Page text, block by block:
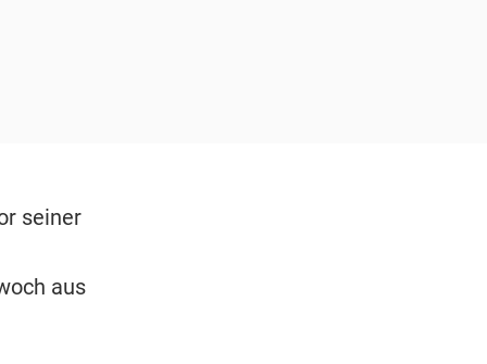
seiner
aus